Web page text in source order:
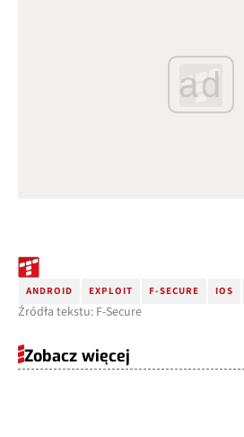
ad
ANDROID EXPLOIT F-SECURE IOS
Źródła tekstu: F-Secure
Zobacz więcej